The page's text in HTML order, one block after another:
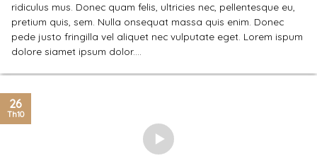
ridiculus mus. Donec quam felis, ultricies nec, pellentesque eu,
pretium quis, sem. Nulla onsequat massa quis enim. Donec
pede justo fringilla vel aliquet nec vulputate eget. Lorem ispum
dolore siamet ipsum dolor....
26
Th10